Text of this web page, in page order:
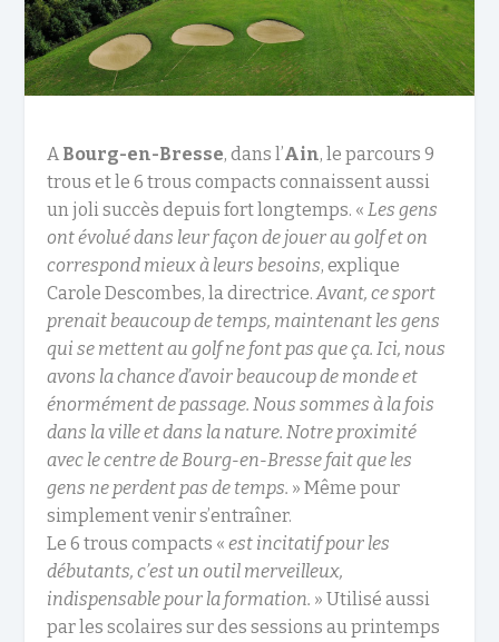
A Bourg-en-Bresse, dans l’Ain, le parcours 9
trous et le 6 trous compacts connaissent aussi
un joli succès depuis fort longtemps. « Les gens
ont évolué dans leur façon de jouer au golf et on
correspond mieux à leurs besoins, explique
Carole Descombes, la directrice. Avant, ce sport
prenait beaucoup de temps, maintenant les gens
qui se mettent au golf ne font pas que ça. Ici, nous
avons la chance d’avoir beaucoup de monde et
énormément de passage. Nous sommes à la fois
dans la ville et dans la nature. Notre proximité
avec le centre de Bourg-en-Bresse fait que les
gens ne perdent pas de temps. » Même pour
simplement venir s’entraîner.
Le 6 trous compacts «est incitatif pour les
débutants, c’est un outil merveilleux,
indispensable pour la formation. » Utilisé aussi
par les scolaires sur des sessions au printemps